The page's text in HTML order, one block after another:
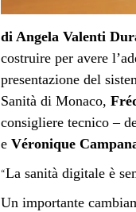
di Angela Valenti
costruire per avere
presentazione del
Sanità di Monaco,
consigliere tecnico –
e Véronique
“La sanità digitale è
Un importante